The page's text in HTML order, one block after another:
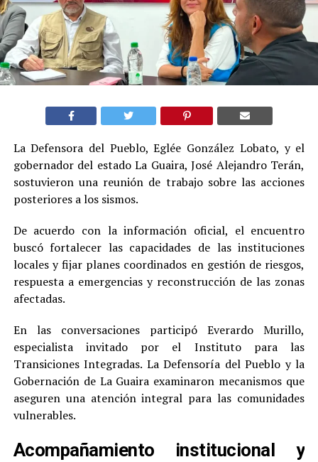
La Defensora del Pueblo, Eglée González Lobato, y el
gobernador del estado La Guaira, José Alejandro Terán,
sostuvieron una reunión de trabajo sobre las acciones
posteriores a los sismos.
De acuerdo con la información oficial, el encuentro
buscó fortalecer las capacidades de las instituciones
locales y fijar planes coordinados en gestión de riesgos,
respuesta a emergencias y reconstrucción de las zonas
afectadas.
En las conversaciones participó Everardo Murillo,
especialista invitado por el Instituto para las
Transiciones Integradas. La Defensoría del Pueblo y la
Gobernación de La Guaira examinaron mecanismos que
aseguren una atención integral para las comunidades
vulnerables.
Acompañamiento institucional y